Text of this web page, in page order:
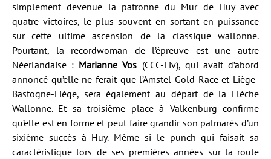
simplement devenue la patronne du Mur de Huy avec
quatre victoires, le plus souvent en sortant en puissance
sur cette ultime ascension de la classique wallonne.
Pourtant, la recordwoman de l’épreuve est une autre
Néerlandaise : Marianne Vos (CCC-Liv), qui avait d’abord
annoncé qu’elle ne ferait que l’Amstel Gold Race et Liège-
Bastogne-Liège, sera également au départ de la Flèche
Wallonne. Et sa troisième place à Valkenburg confirme
qu’elle est en forme et peut faire grandir son palmarès d’un
sixième succès à Huy. Même si le punch qui faisait sa
caractéristique lors de ses premières années sur la route